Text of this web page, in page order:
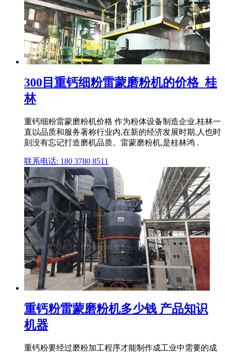
300目重钙细粉雷蒙磨粉机的价格_桂
林
重钙细粉雷蒙磨粉机价格 作为粉体设备制造企业,桂林一
直以品质和服务著称行业内,在新的经济发展时期,人也时
刻没有忘记打造磨机品质。雷蒙磨粉机,是桂林鸿 .
联系电话: 180 3780 8511
重钙粉雷蒙磨粉机多少钱 产品知识
机器
重钙粉要经过磨粉加工程序才能制作成工业中需要的成